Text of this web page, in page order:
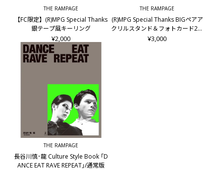
THE RAMPAGE
【FC限定】(R)MPG Special Thanks
銀テープ風キーリング
¥2,000
THE RAMPAGE
(R)MPG Special Thanks BIGペアア
クリルスタンド＆フォトカード2枚
セット/龍&後藤拓磨
¥3,000
THE RAMPAGE
長谷川慎･龍 Culture Style Book ｢D
ANCE EAT RAVE REPEAT｣/通常版